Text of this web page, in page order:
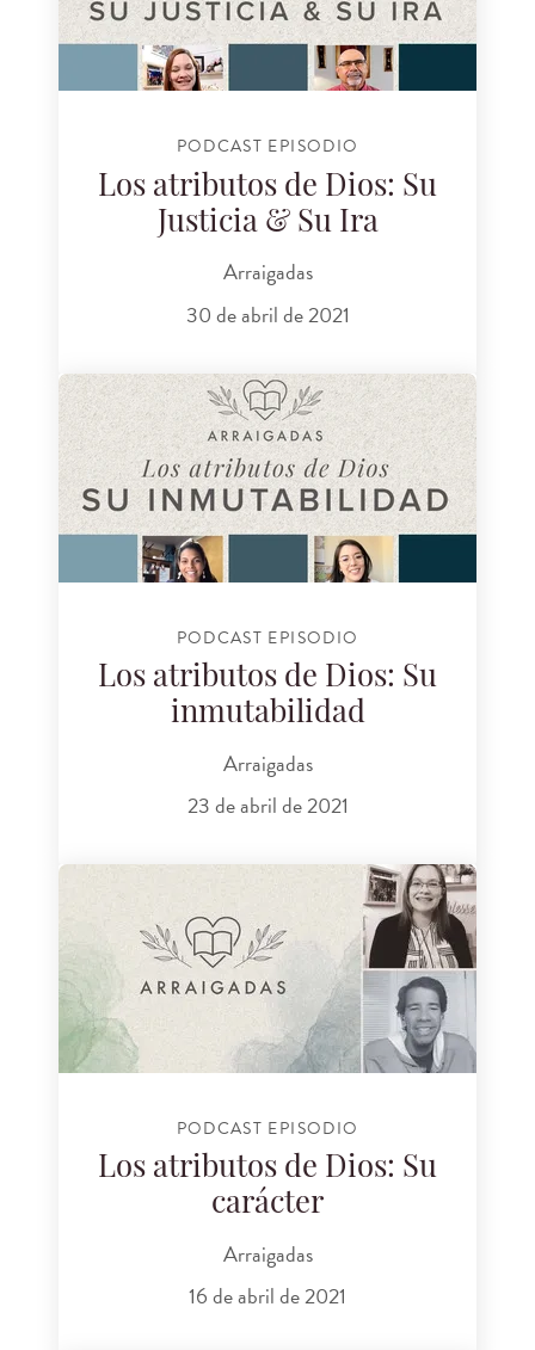
PODCAST EPISODIO
Los atributos de Dios: Su
Justicia & Su Ira
Arraigadas
30 de abril de 2021
PODCAST EPISODIO
Los atributos de Dios: Su
inmutabilidad
Arraigadas
23 de abril de 2021
PODCAST EPISODIO
Los atributos de Dios: Su
carácter
Arraigadas
16 de abril de 2021